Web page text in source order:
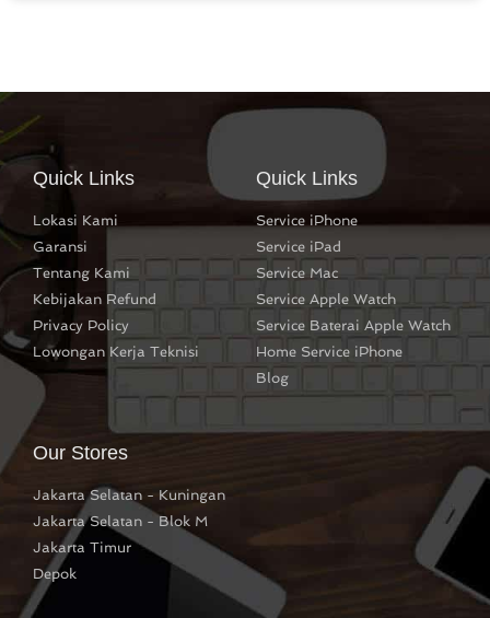
Quick Links
Lokasi Kami
Garansi
Tentang Kami
Kebijakan Refund
Privacy Policy
Lowongan Kerja Teknisi
Quick Links
Service iPhone
Service iPad
Service Mac
Service Apple Watch
Service Baterai Apple Watch
Home Service iPhone
Blog
Our Stores
Jakarta Selatan - Kuningan
Jakarta Selatan - Blok M
Jakarta Timur
Depok